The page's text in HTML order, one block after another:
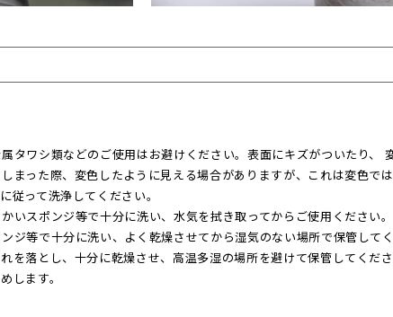
タワシ類などのご使用はお避けください。表面にキズがついたり、
まった際、変色したように見える場合がありますが、これは変色で
従って洗浄してください。
いスポンジ等で十分に洗い、水気を拭き取ってからご使用ください。
ジ等で十分に洗い、よく乾燥させてから湿気のない場所で保管してく
を落とし、十分に乾燥させ、高温多湿の場所を避けて保管してくだ
します。